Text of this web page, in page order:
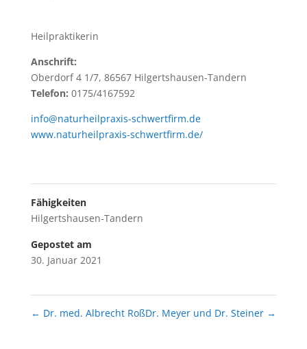
Heilpraktikerin
Anschrift:
Oberdorf 4 1/7, 86567 Hilgertshausen-Tandern
Telefon: 0175/4167592
info@naturheilpraxis-schwertfirm.de
www.naturheilpraxis-schwertfirm.de/
Fähigkeiten
Hilgertshausen-Tandern
Gepostet am
30. Januar 2021
← Dr. med. Albrecht RoßDr. Meyer und Dr. Steiner →